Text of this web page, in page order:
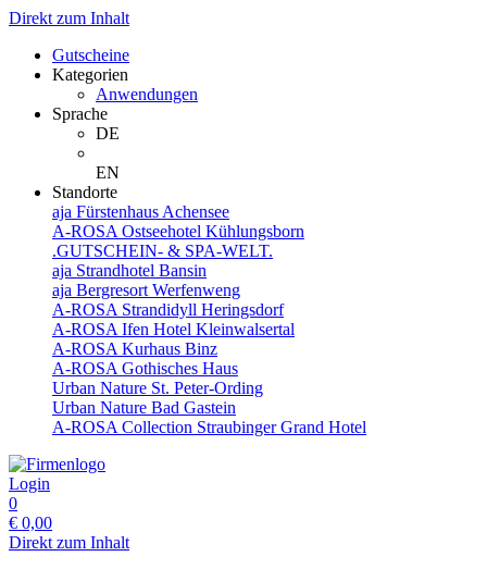
Direkt zum Inhalt
Gutscheine
Kategorien
Anwendungen
Sprache
DE
EN
Standorte
aja Fürstenhaus Achensee
A-ROSA Ostseehotel Kühlungsborn
.GUTSCHEIN- & SPA-WELT.
aja Strandhotel Bansin
aja Bergresort Werfenweng
A-ROSA Strandidyll Heringsdorf
A-ROSA Ifen Hotel Kleinwalsertal
A-ROSA Kurhaus Binz
A-ROSA Gothisches Haus
Urban Nature St. Peter-Ording
Urban Nature Bad Gastein
A-ROSA Collection Straubinger Grand Hotel
Login
0
€ 0,00
Direkt zum Inhalt